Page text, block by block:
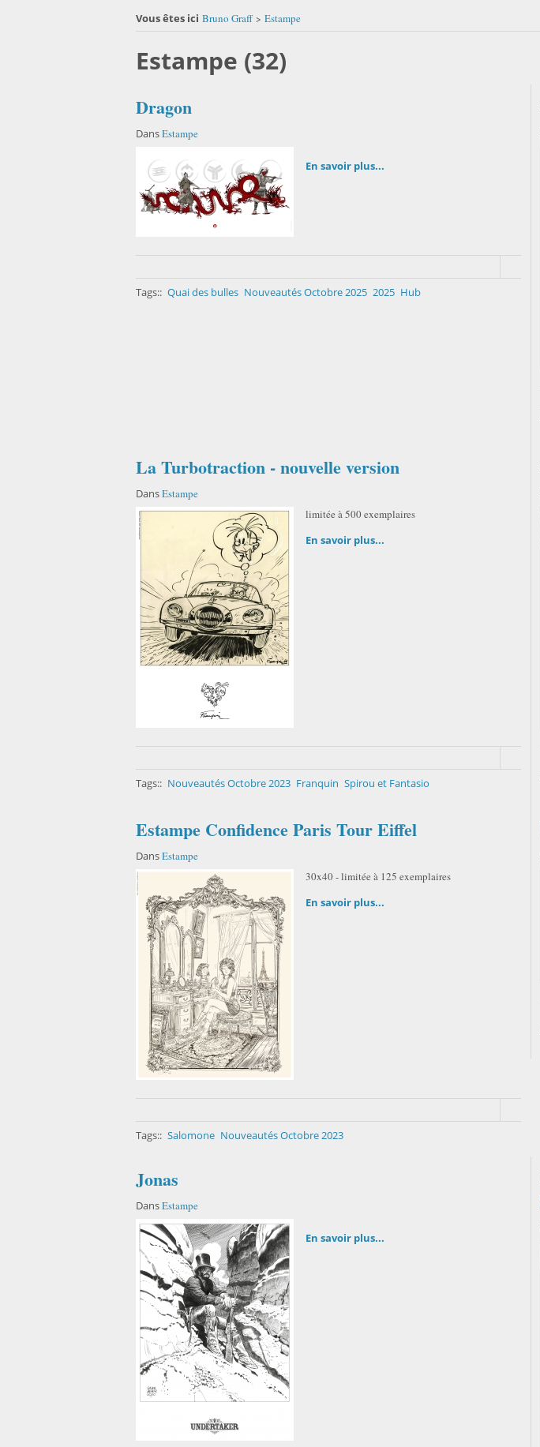
Vous êtes ici Bruno Graff > Estampe
Estampe (32)
Dragon
DansEstampe
En savoir plus...
Tags:: Quai des bulles Nouveautés Octobre 2025 2025 Hub
La Turbotraction - nouvelle version
DansEstampe
limitée à 500 exemplaires
En savoir plus...
Tags:: Nouveautés Octobre 2023 Franquin Spirou et Fantasio
Estampe Confidence Paris Tour Eiffel
DansEstampe
30x40 - limitée à 125 exemplaires
En savoir plus...
Tags:: Salomone Nouveautés Octobre 2023
Jonas
DansEstampe
En savoir plus...